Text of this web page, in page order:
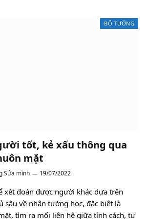
BỘ TƯỚNG
tốt, kẻ xấu thông qua
mặt
Sửa mình 19/07/2022
xét đoán được người khác dựa trên
sâu về nhân tướng học, đặc biệt là
tìm ra mối liên hệ giữa tính cách, tư